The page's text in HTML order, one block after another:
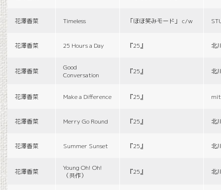
花澤香菜 Timeless 「ほほ笑みモード」 c/w
花澤香菜 25 Hours a Day 『25』 北
花澤香菜
Good
Conversation
『25』 北
花澤香菜 Make a Difference 『25』
花澤香菜 Merry Go Round 『25』 北
花澤香菜 Summer Sunset 『25』 北
花澤香菜
Young Oh! Oh!
（共作）
『25』 北